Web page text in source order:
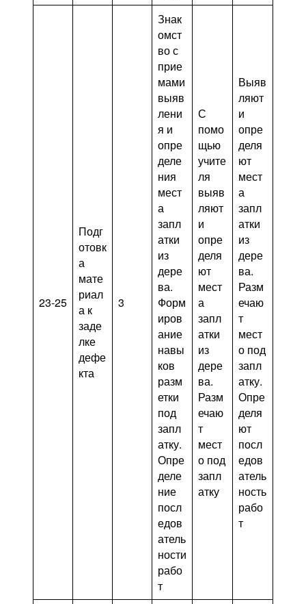
23-25
Подг
отовк
а
мате
риал
а к
заде
лке
дефе
кта
3
Знак
омст
во с
прие
мами
выяв
лени
я и
опре
деле
ния
мест
а
запл
атки
из
дере
ва.
Форм
иров
ание
навы
ков
разм
етки
под
запл
атку.
Опре
деле
ние
посл
едов
атель
ности
рабо
т
С
помо
щью
учите
ля
выяв
ляют
и
опре
деля
ют
мест
а
запл
атки
из
дере
ва.
Разм
ечаю
т
мест
о под
запл
атку
Выяв
ляют
и
опре
деля
ют
мест
а
запл
атки
из
дере
ва.
Разм
ечаю
т
мест
о под
запл
атку.
Опре
деля
ют
посл
едов
атель
ность
рабо
т